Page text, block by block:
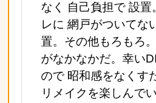
なく 自己負担で 設置
レに 網戸がついてな
置。その他もろもろ
がなかなかだ。幸い
ので 昭和感をなくす
リメイクを楽しんで